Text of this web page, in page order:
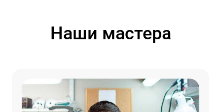
Наши мастера